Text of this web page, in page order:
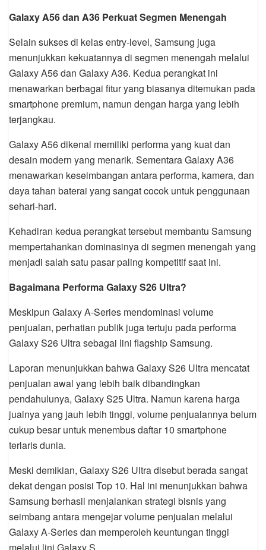
Galaxy A56 dan A36 Perkuat Segmen Menengah
Selain sukses di kelas entry-level, Samsung juga
menunjukkan kekuatannya di segmen menengah melalui
Galaxy A56 dan Galaxy A36. Kedua perangkat ini
menawarkan berbagai fitur yang biasanya ditemukan pada
smartphone premium, namun dengan harga yang lebih
terjangkau.
Galaxy A56 dikenal memiliki performa yang kuat dan
desain modern yang menarik. Sementara Galaxy A36
menawarkan keseimbangan antara performa, kamera, dan
daya tahan baterai yang sangat cocok untuk penggunaan
sehari-hari.
Kehadiran kedua perangkat tersebut membantu Samsung
mempertahankan dominasinya di segmen menengah yang
menjadi salah satu pasar paling kompetitif saat ini.
Bagaimana Performa Galaxy S26 Ultra?
Meskipun Galaxy A-Series mendominasi volume
penjualan, perhatian publik juga tertuju pada performa
Galaxy S26 Ultra sebagai lini flagship Samsung.
Laporan menunjukkan bahwa Galaxy S26 Ultra mencatat
penjualan awal yang lebih baik dibandingkan
pendahulunya, Galaxy S25 Ultra. Namun karena harga
jualnya yang jauh lebih tinggi, volume penjualannya belum
cukup besar untuk menembus daftar 10 smartphone
terlaris dunia.
Meski demikian, Galaxy S26 Ultra disebut berada sangat
dekat dengan posisi Top 10. Hal ini menunjukkan bahwa
Samsung berhasil menjalankan strategi bisnis yang
seimbang antara mengejar volume penjualan melalui
Galaxy A-Series dan memperoleh keuntungan tinggi